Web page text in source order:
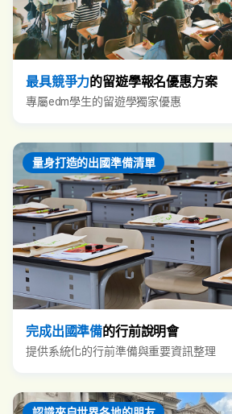
最具競爭力的留遊學報名優惠方案
專屬edm學生的留遊學獨家優惠
量身打造的出國準備清單
完成出國準備的行前說明會
提供系統化的行前準備與重要資訊整理